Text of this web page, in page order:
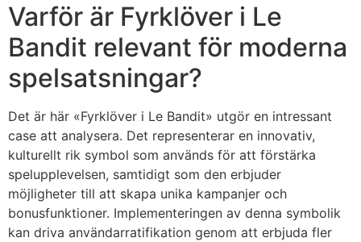
Varför är Fyrklöver i Le
Bandit relevant för moderna
spelsatsningar?
Det är här «Fyrklöver i Le Bandit» utgör en intressant
case att analysera. Det representerar en innovativ,
kulturellt rik symbol som används för att förstärka
spelupplevelsen, samtidigt som den erbjuder
möjligheter till att skapa unika kampanjer och
bonusfunktioner. Implementeringen av denna symbolik
kan driva användarratifikation genom att erbjuda fler